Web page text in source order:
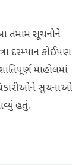
તમામ સૂચનોને
દરમ્યાન કોઈપણ
માહોલમાં
સુચનાઓ
હતું.